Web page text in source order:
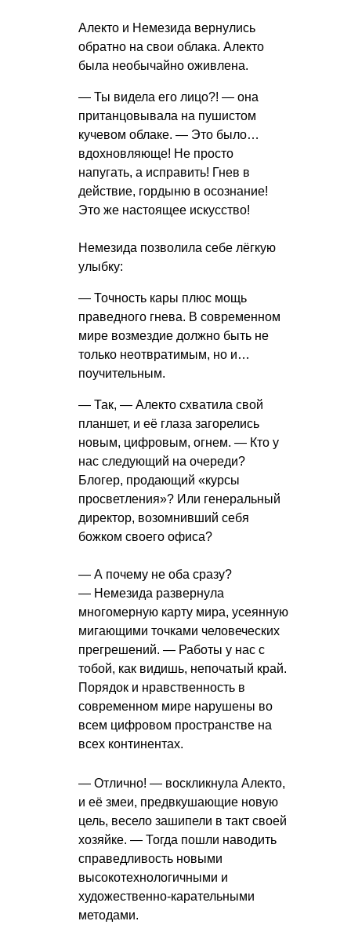
Алекто и Немезида вернулись
обратно на свои облака. Алекто
была необычайно оживлена.
— Ты видела его лицо?! — она
пританцовывала на пушистом
кучевом облаке. — Это было…
вдохновляюще! Не просто
напугать, а исправить! Гнев в
действие, гордыню в осознание!
Это же настоящее искусство!
Немезида позволила себе лёгкую
улыбку:
— Точность кары плюс мощь
праведного гнева. В современном
мире возмездие должно быть не
только неотвратимым, но и…
поучительным.
— Так, — Алекто схватила свой
планшет, и её глаза загорелись
новым, цифровым, огнем. — Кто у
нас следующий на очереди?
Блогер, продающий «курсы
просветления»? Или генеральный
директор, возомнивший себя
божком своего офиса?
— А почему не оба сразу?
— Немезида развернула
многомерную карту мира, усеянную
мигающими точками человеческих
прегрешений. — Работы у нас с
тобой, как видишь, непочатый край.
Порядок и нравственность в
современном мире нарушены во
всем цифровом пространстве на
всех континентах.
— Отлично! — воскликнула Алекто,
и её змеи, предвкушающие новую
цель, весело зашипели в такт своей
хозяйке. — Тогда пошли наводить
справедливость новыми
высокотехнологичными и
художественно-карательными
методами.